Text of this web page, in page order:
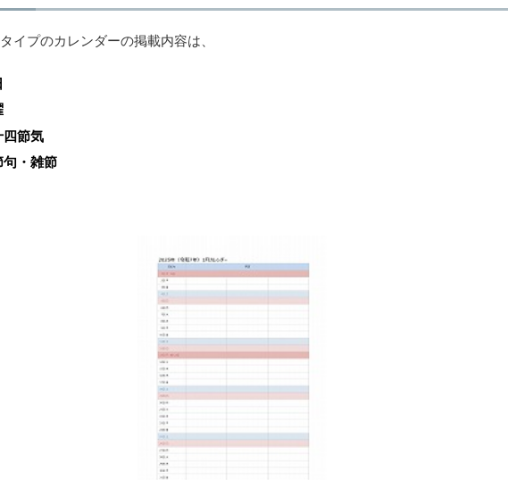
イプのカレンダーの掲載内容は、
四節気
句・雑節